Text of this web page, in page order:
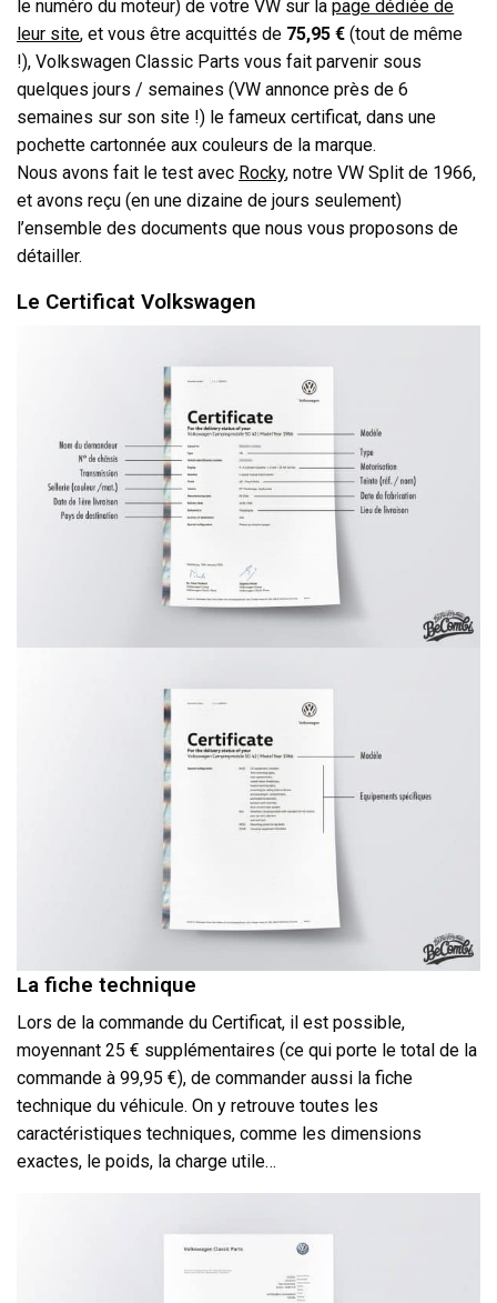
le numéro du moteur) de votre VW sur lapage dédiée de
leur site, et vous être acquittés de 75,95 € (tout de même
!), Volkswagen Classic Parts vous fait parvenir sous
quelques jours / semaines (VW annonce près de 6
semaines sur son site !) le fameux certificat, dans une
pochette cartonnée aux couleurs de la marque.
Nous avons fait le test avec Rocky, notre VW Split de 1966,
et avons reçu (en une dizaine de jours seulement)
l’ensemble des documents que nous vous proposons de
détailler.
Le Certificat Volkswagen
La fiche technique
Lors de la commande du Certificat, il est possible,
moyennant 25 € supplémentaires (ce qui porte le total de la
commande à 99,95 €), de commander aussi la fiche
technique du véhicule. On y retrouve toutes les
caractéristiques techniques, comme les dimensions
exactes, le poids, la charge utile…